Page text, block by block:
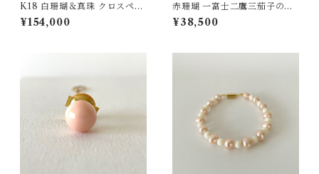
K18 白珊瑚＆真珠 クロスペン
ダント pd-46
¥154,000
赤珊瑚 一富士二鷹三茄子のピ
ンタックブローチ SV fb-39
¥38,500